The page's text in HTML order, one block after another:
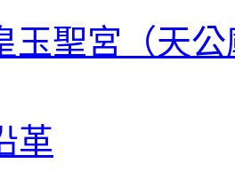
玉聖宮（天
革